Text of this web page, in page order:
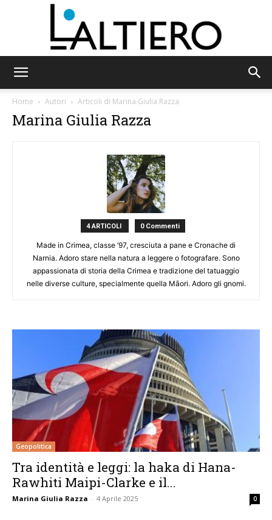
Home
Autori Articoli di Marina Giulia Razza
Marina Giulia Razza
4 ARTICOLI 0 Commenti
Made in Crimea, classe ’97, cresciuta a pane e Cronache di
Narnia. Adoro stare nella natura a leggere o fotografare. Sono
appassionata di storia della Crimea e tradizione del tatuaggio
nelle diverse culture, specialmente quella Māori. Adoro gli gnomi.
Geopolitica
Tra identità e leggi: la haka di Hana-
Rawhiti Maipi-Clarke e il...
Marina Giulia Razza - 4 Aprile 2025 0